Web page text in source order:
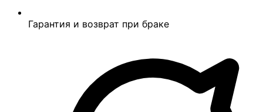
Гарантия и возврат при браке